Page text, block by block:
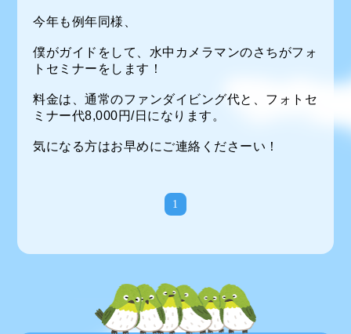
今年も例年同様、
僕がガイドをして、水中カメラマンのさちがフォ
トセミナーをします！
料金は、通常のファンダイビング代と、フォトセ
ミナー代8,000円/日になります。
気になる方はお早めにご連絡くださーい！
1